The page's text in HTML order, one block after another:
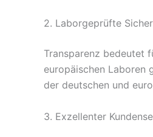
2. Laborgeprüfte
Transparenz bedeutet
europäischen Laboren
der deutschen und
3. Exzellenter